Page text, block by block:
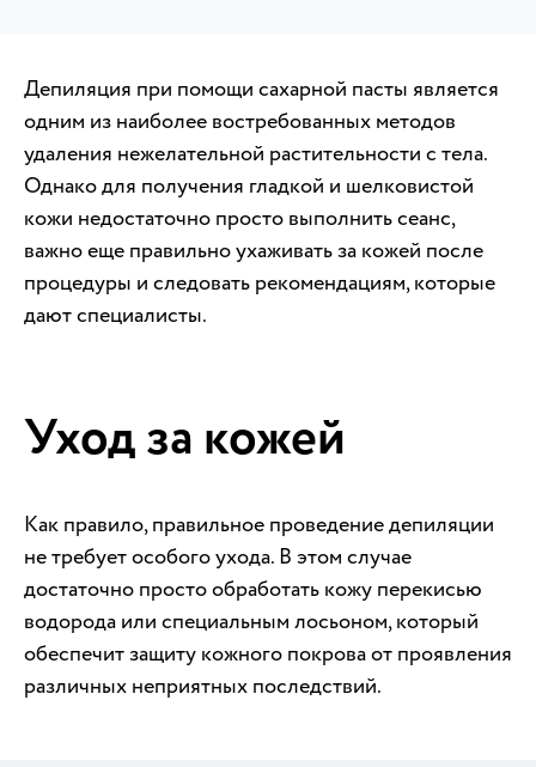
Депиляция при помощи сахарной пасты является
одним из наиболее востребованных методов
удаления нежелательной растительности с тела.
Однако для получения гладкой и шелковистой
кожи недостаточно просто выполнить сеанс,
важно еще правильно ухаживать за кожей после
процедуры и следовать рекомендациям, которые
дают специалисты.
Уход за кожей
Как правило, правильное проведение депиляции
не требует особого ухода. В этом случае
достаточно просто обработать кожу перекисью
водорода или специальным лосьоном, который
обеспечит защиту кожного покрова от проявления
различных неприятных последствий.